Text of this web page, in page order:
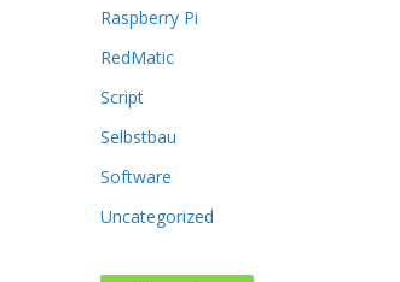
f
e
r
r
d
u
Raspberry Pi
RedMatic
Script
Selbstbau
Software
Uncategorized